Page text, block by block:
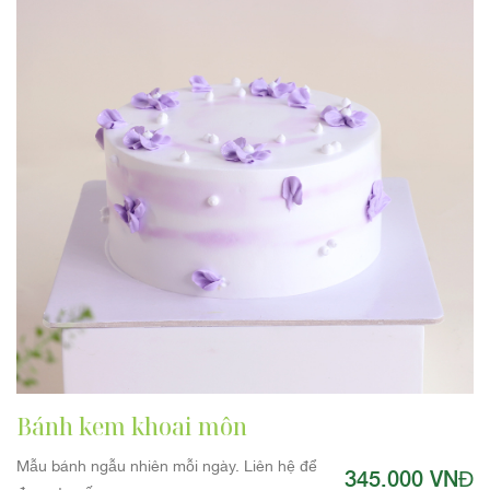
Bánh kem khoai môn
Mẫu bánh ngẫu nhiên mỗi ngày. Liên hệ để
345.000 VNĐ